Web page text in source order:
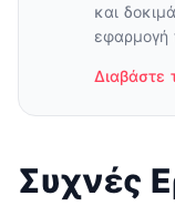
και
εφαρμογή
Διαβάστε
Συχνές